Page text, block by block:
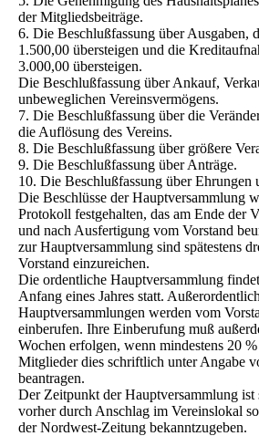
der Mitgliedsbeiträge.
6. Die Beschlußfassung über Ausgaben,
1.500,00 übersteigen und die
3.000,00 übersteigen.
Die Beschlußfassung über Ankauf,
unbeweglichen Vereinsvermögens.
7. Die Beschlußfassung über die
die Auflösung des Vereins.
8. Die Beschlußfassung über größere
9. Die Beschlußfassung über Anträge.
10. Die Beschlußfassung über Ehrungen
Die Beschlüsse der Hauptversammlung
Protokoll festgehalten, das am Ende der
und nach Ausfertigung vom Vorstand
zur Hauptversammlung sind spätestens
Vorstand einzureichen.
Die ordentliche Hauptversammlung
Anfang eines Jahres statt.
Hauptversammlungen werden vom
einberufen. Ihre Einberufung muß
Wochen erfolgen, wenn mindestens 20
Mitglieder dies schriftlich unter Angabe
beantragen.
Der Zeitpunkt der Hauptversammlung ist
vorher durch Anschlag im Vereinslokal
der Nordwest-Zeitung bekanntzugeben.